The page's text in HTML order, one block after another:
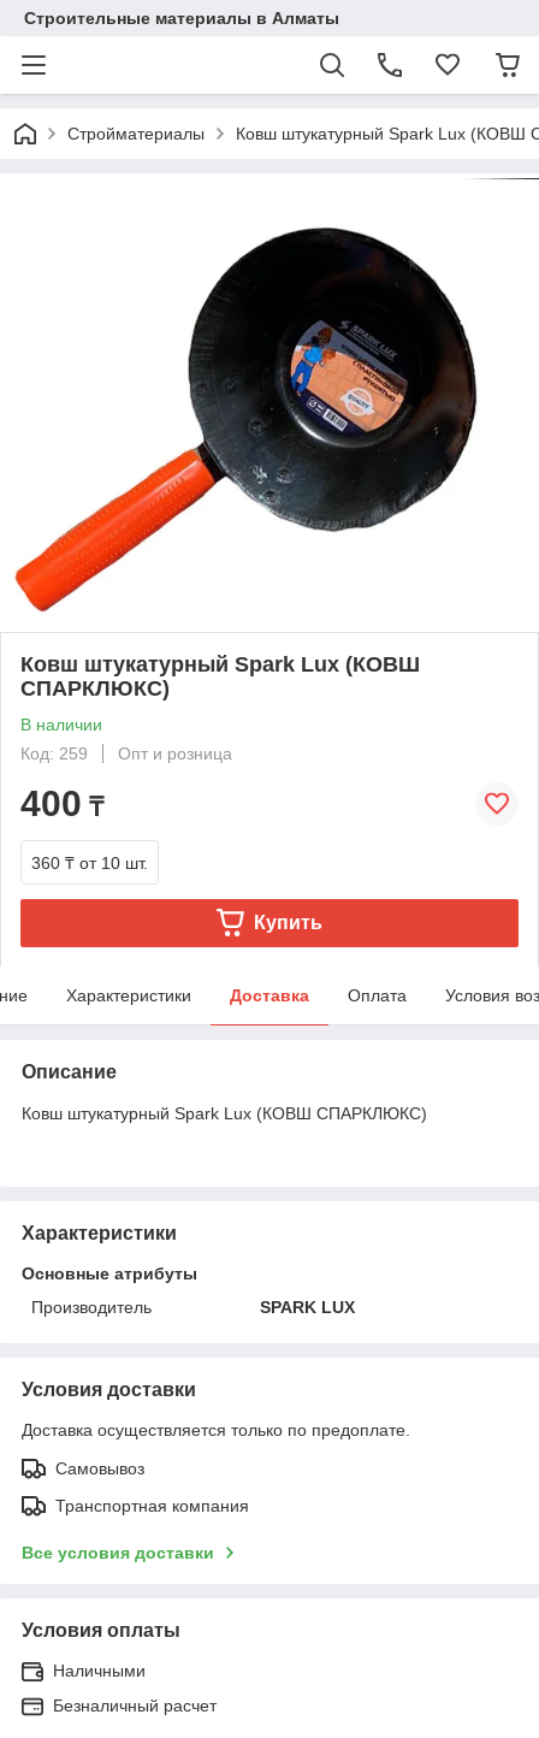
Строительные материалы в Алматы
Стройматериалы Ковш штукатурный Spark Lux
Ковш штукатурный Spark Lux (КОВШ
СПАРКЛЮКС)
В наличии
Код: 259
Опт и розница
400 ₸
360 ₸ от 10 шт.
Купить
Характеристики Доставка Оплата Условия
Описание
Ковш штукатурный Spark Lux (КОВШ СПАРКЛЮКС)
Характеристики
Основные атрибуты
Производитель
SPARK LUX
Условия доставки
Доставка осуществляется только по предоплате.
Самовывоз
Транспортная компания
Все условия доставки
Условия оплаты
Наличными
Безналичный расчет